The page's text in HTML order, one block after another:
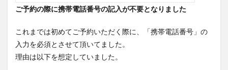
ご予約の際に携帯電話番号の記入が不要となりました
これまでは初めてご予約いただく際に、「携帯電話番号」の
入力を必須とさせて頂いてました。
理由は以下を想定していました。